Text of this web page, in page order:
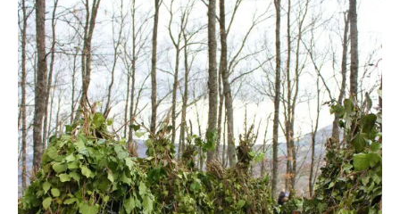
Italiano
German
English
Spanish
French
Italiano